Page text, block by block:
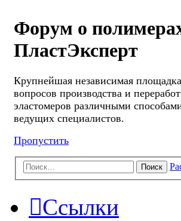
Форум о
ПластЭксперт
Крупнейшая независимая
вопросов производства и
эластомеров различными
ведущих специалистов.
Пропустить
Поиск
Ссылки